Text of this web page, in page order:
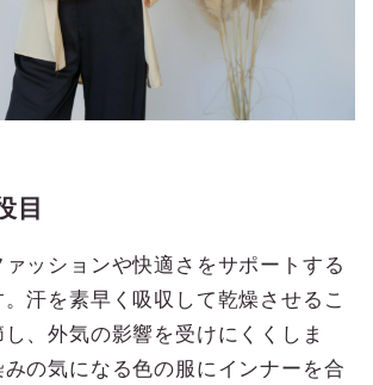
目
ッションや快適さをサポートする
汗を素早く吸収して乾燥させるこ
、外気の影響を受けにくくしま
の気になる色の服にインナーを合